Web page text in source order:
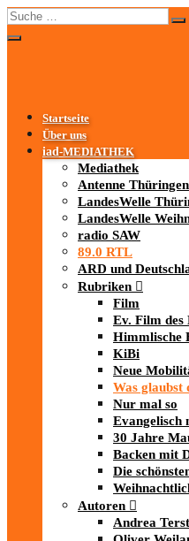
Startseite
Über uns
iad-MEDIATHEK
Mediathek
Antenne Thüringen
LandesWelle
LandesWelle
radio SAW
89.0 RTL
ARD und
Rubriken
Film
Ev. Film des
Himmlische
KiBi
Neue
Was glaubst
Nur mal so
Evangelisch
30 Jahre
Backen mit
Die
Autoren
Andrea